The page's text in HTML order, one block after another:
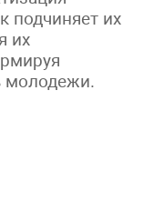
подчиняет их
их
молодежи.